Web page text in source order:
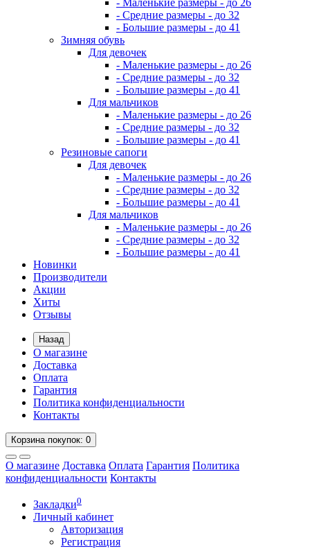
- Маленькие размеры - до 26
- Средние размеры - до 32
- Большие размеры - до 41
Зимняя обувь
Для девочек
- Маленькие размеры - до 26
- Средние размеры - до 32
- Большие размеры - до 41
Для мальчиков
- Маленькие размеры - до 26
- Средние размеры - до 32
- Большие размеры - до 41
Резиновые сапоги
Для девочек
- Маленькие размеры - до 26
- Средние размеры - до 32
- Большие размеры - до 41
Для мальчиков
- Маленькие размеры - до 26
- Средние размеры - до 32
- Большие размеры - до 41
Новинки
Производители
Акции
Хиты
Отзывы
Назад
О магазине
Доставка
Оплата
Гарантия
Политика конфиденциальности
Контакты
Корзинапокупок: 0
О магазине Доставка Оплата Гарантия Политика
конфиденциальности Контакты
Закладки0
Личный кабинет
Авторизация
Регистрация